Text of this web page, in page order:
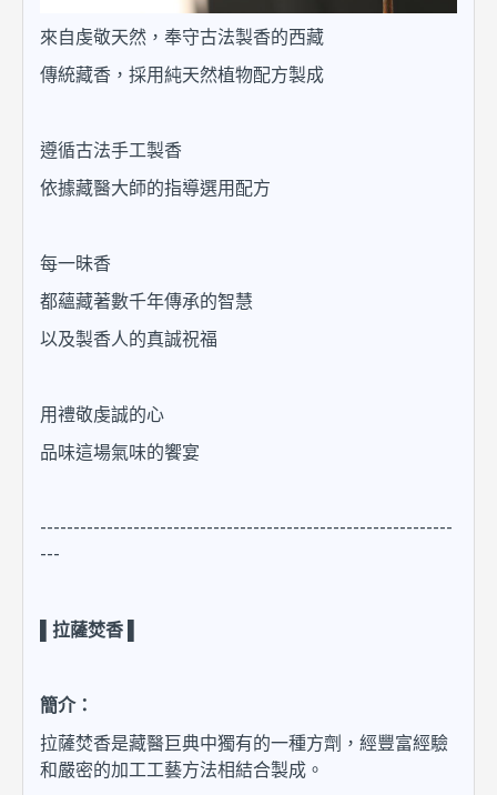
來自虔敬天然，奉守古法製香的西藏
傳統藏香，採用純天然植物配方製成
遵循古法手工製香
依據藏醫大師的指導選用配方
每一昧香
都蘊藏著數千年傳承的智慧
以及製香人的真誠祝福
用禮敬虔誠的心
品味這場氣味的饗宴
--------------------------------------------------------------
---
▌拉薩焚香 ▌
簡介：
拉薩焚香是藏醫巨典中獨有的一種方劑，經豐富經驗
和嚴密的加工工藝方法相結合製成。